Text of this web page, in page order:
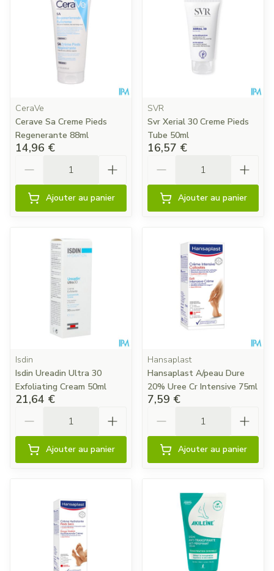
CeraVe
Cerave Sa Creme Pieds
Regenerante 88ml
14,96 €
Ajouter au panier
SVR
Svr Xerial 30 Creme Pieds
Tube 50ml
16,57 €
Ajouter au panier
Isdin
Isdin Ureadin Ultra 30
Exfoliating Cream 50ml
21,64 €
Ajouter au panier
Hansaplast
Hansaplast A/peau Dure
20% Uree Cr Intensive 75ml
7,59 €
Ajouter au panier